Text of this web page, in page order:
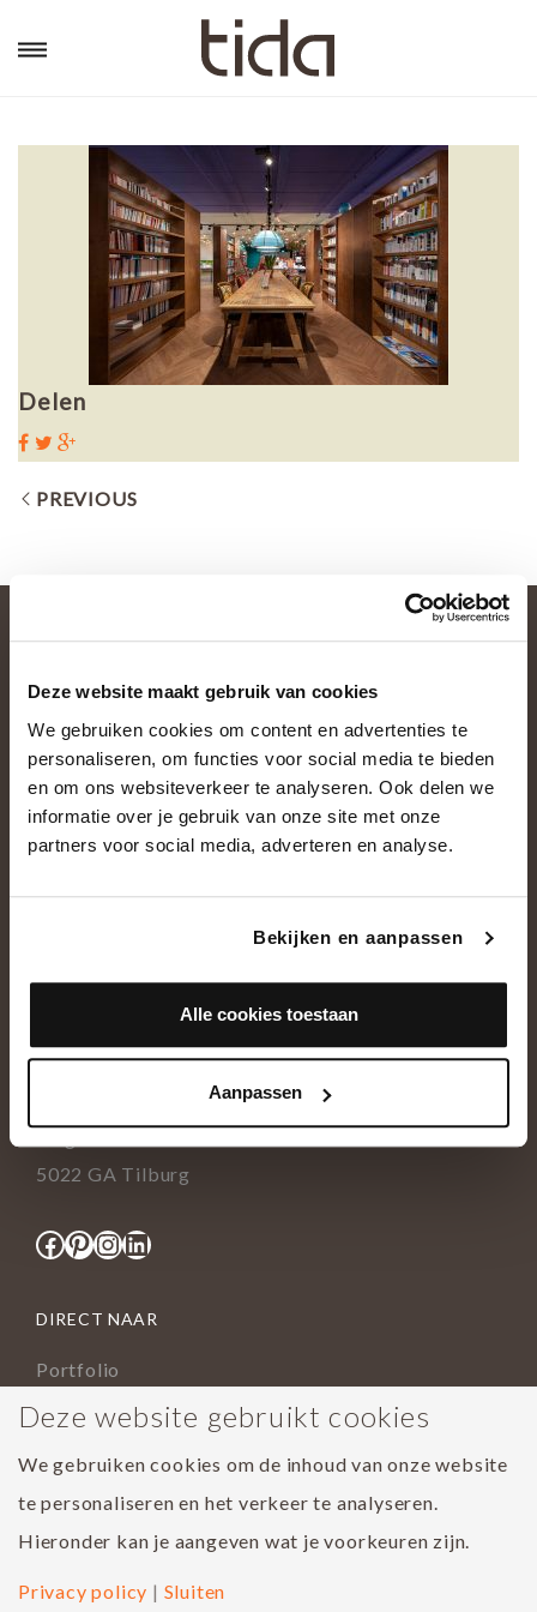
Deze website maakt gebruik van cookies
We gebruiken cookies om content en advertenties te
personaliseren, om functies voor social media te bieden
en om ons websiteverkeer te analyseren. Ook delen we
informatie over je gebruik van onze site met onze
partners voor social media, adverteren en analyse.
Bekijken en aanpassen
Alle cookies toestaan
Aanpassen
Delen
PREVIOUS
OVER ONS
NEEM CONTACT OP
+31(0)13 5362828
5022 GA Tilburg
Facebook
Pinterest
Instagram
LinkedIn
DIRECT NAAR
Portfolio
Assortiment
Houtsoorten
Populairste project 2023
Deze website gebruikt cookies
We gebruiken cookies om de inhoud van onze website
te personaliseren en het verkeer te analyseren.
Hieronder kan je aangeven wat je voorkeuren zijn.
Privacy policy | Sluiten